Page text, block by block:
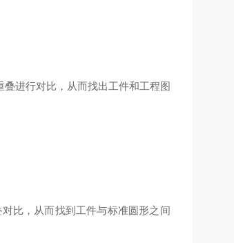
进行对比，从而找出工件和工程图
比，从而找到工件与标准圆形之间